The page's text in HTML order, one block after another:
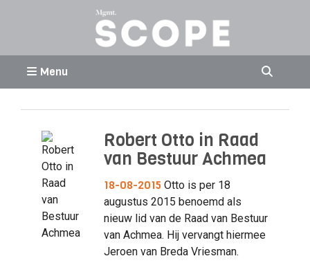
Menu
Robert Otto in Raad
van Bestuur Achmea
18-08-2015 Otto is per 18
augustus 2015 benoemd als
nieuw lid van de Raad van Bestuur
van Achmea. Hij vervangt hiermee
Jeroen van Breda Vriesman.